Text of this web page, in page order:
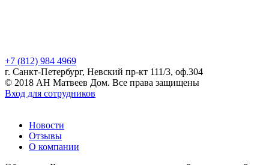
+7 (812) 984 4969
г. Санкт-Петербург, Невский пр-кт 111/3, оф.304
© 2018 АН Матвеев Дом. Все права защищены
Вход для сотрудников
Новости
Отзывы
О компании